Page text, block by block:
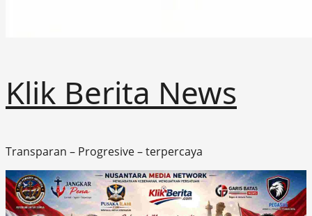
Klik Berita News
Transparan – Progresive – terpercaya